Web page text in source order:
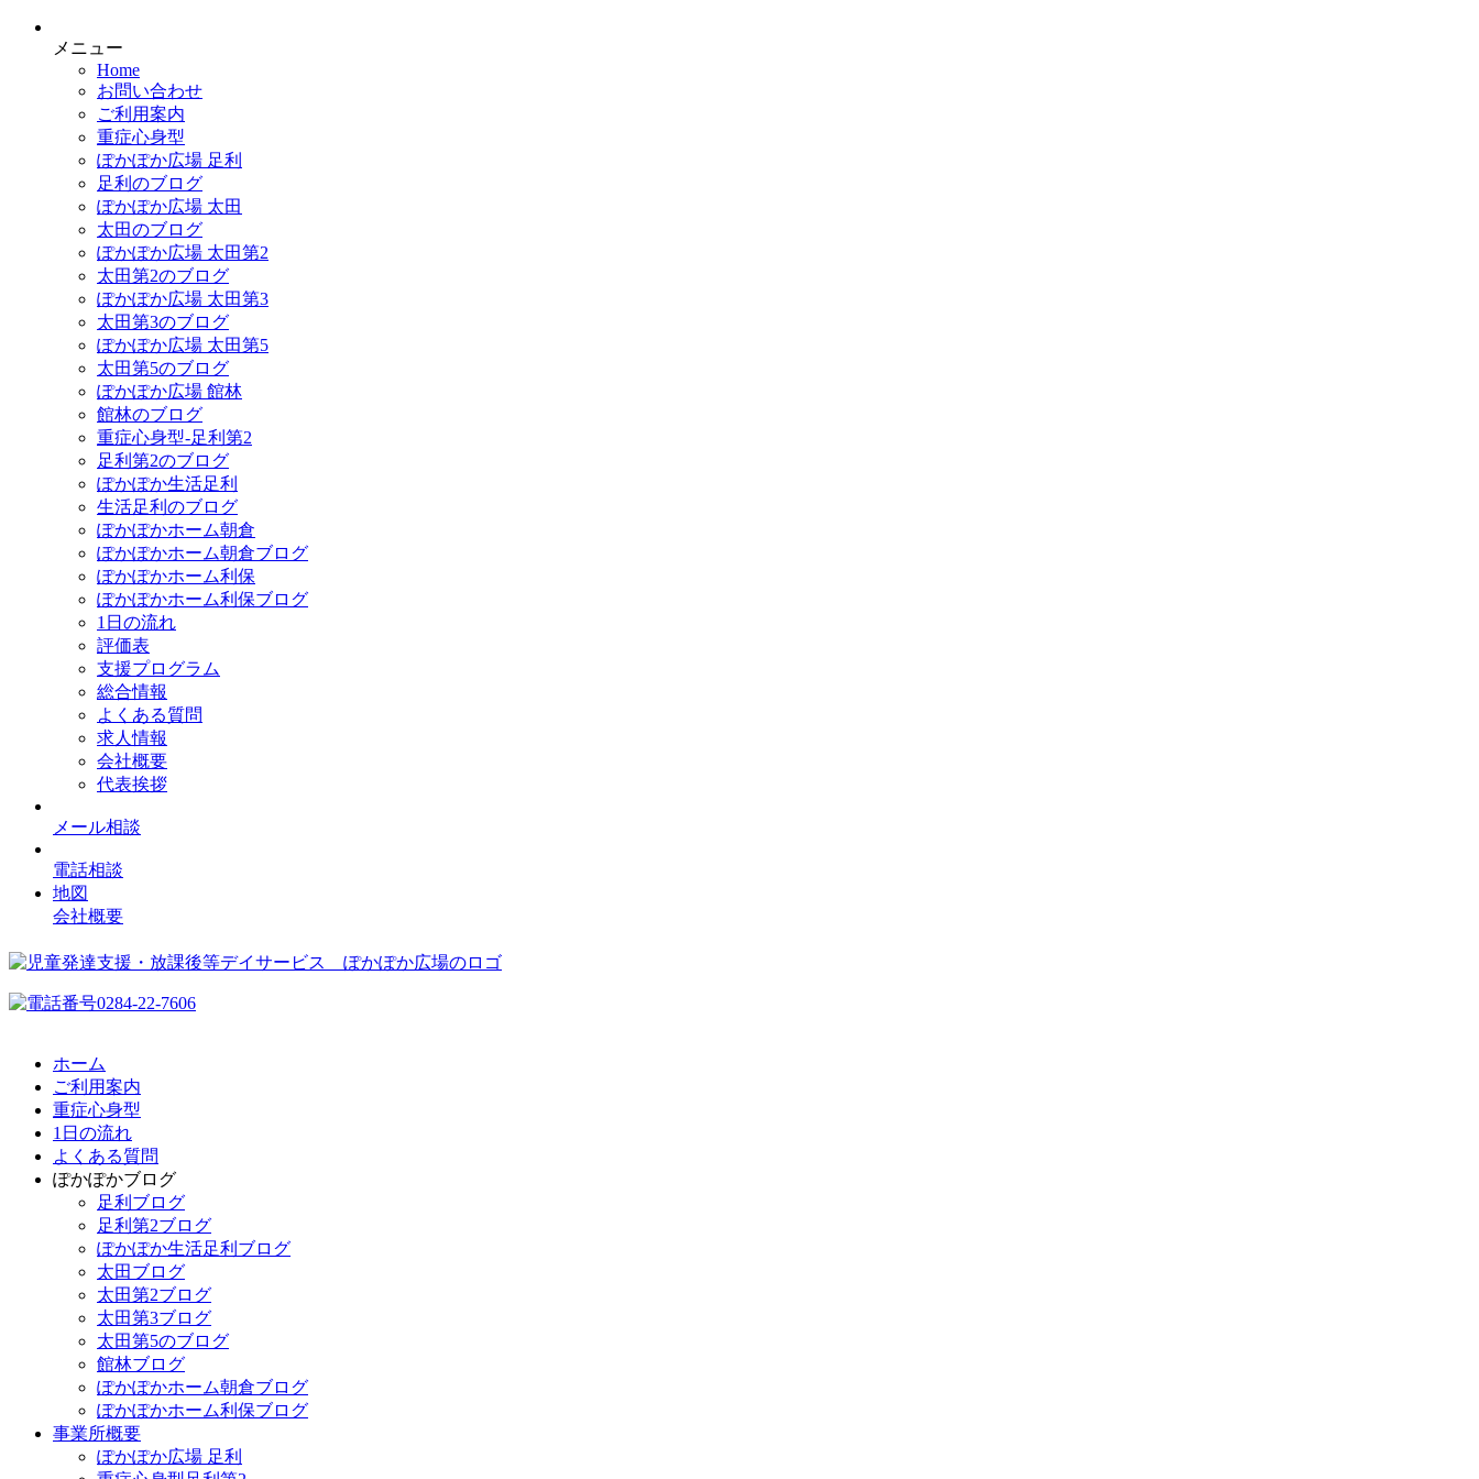
メニュー
Home
お問い合わせ
ご利用案内
重症心身型
ぽかぽか広場 足利
足利のブログ
ぽかぽか広場 太田
太田のブログ
ぽかぽか広場 太田第2
太田第2のブログ
ぽかぽか広場 太田第3
太田第3のブログ
ぽかぽか広場 太田第5
太田第5のブログ
ぽかぽか広場 館林
館林のブログ
重症心身型-足利第2
足利第2のブログ
ぽかぽか生活足利
生活足利のブログ
ぽかぽかホーム朝倉
ぽかぽかホーム朝倉ブログ
ぽかぽかホーム利保
ぽかぽかホーム利保ブログ
1日の流れ
評価表
支援プログラム
総合情報
よくある質問
求人情報
会社概要
代表挨拶
メール相談
電話相談
地図
会社概要
ホーム
ご利用案内
重症心身型
1日の流れ
よくある質問
ぽかぽかブログ
足利ブログ
足利第2ブログ
ぽかぽか生活足利ブログ
太田ブログ
太田第2ブログ
太田第3ブログ
太田第5のブログ
館林ブログ
ぽかぽかホーム朝倉ブログ
ぽかぽかホーム利保ブログ
事業所概要
ぽかぽか広場 足利